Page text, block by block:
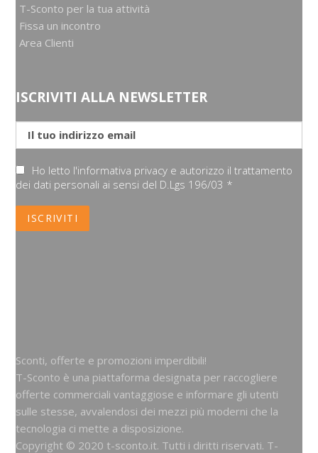
T-Sconto per la tua attività
Fissa un incontro
Area Clienti
ISCRIVITI ALLA NEWSLETTER
Ho letto l'informativa privacy e autorizzo il trattamento
dei dati personali ai sensi del D.Lgs 196/03 *
Sconti, offerte e promozioni imperdibili!
T-Sconto è una piattaforma designata per raccogliere
offerte commerciali vantaggiose e informare gli utenti
sulle stesse, avvalendosi dei mezzi più moderni che la
tecnologia ci mette a disposizione.
Copyright © 2020 t-sconto.it. Tutti i diritti riservati. T-